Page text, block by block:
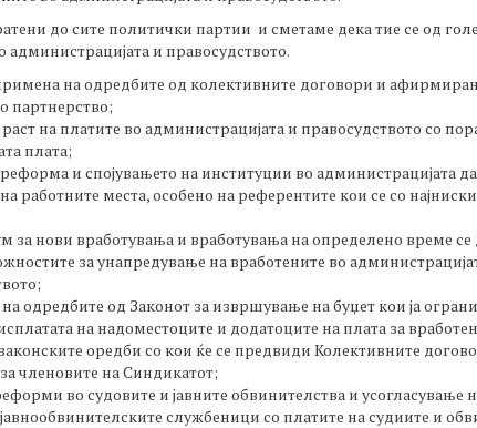
до сите политички партии и сметаме дека тие се од
администрацијата и правосудството.
на одредбите од колективните договори и
партнерство;
на платите во администрацијата и правосудството со
плата;
реформа и спојувањето на институции во администрацијата
работните места, особено на референтите кои се со
за нови вработувања и вработувања на определено време се
за унапредување на вработените во
одредбите од Законот за извршување на буџет кои ја
на надоместоците и додатоците на плата за
оредби со кои ќе се предвиди Колективните
членовите на Синдикатот;
во судовите и јавните обвинителства и усогласување
службеници со платите на судиите и